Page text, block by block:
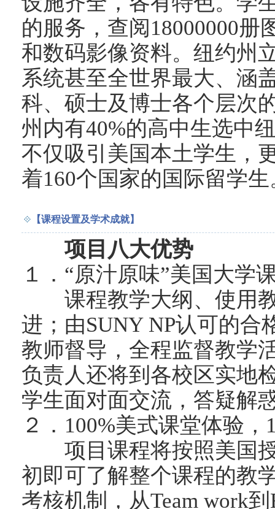
的服务，查阅18000000册
和数码影像资料。纽约州
系统甚至全世界最大、涵
科、硕士及博士各个层次
州内有40%的高中生选中
不仅吸引美国本土学生，
着160个国家的国际留学生
【课程设置及学术成就】
项目八大优势
１．“原汁原味”美国大学
课程教学大纲、使用教
进；由SUNY NP认可的合
教师督导，全程监督教学
负责人还将到各校区实地
学生面对面交流，答疑解
２．100%美式课堂体验，
项目课程将按照美国授
初即可了解整个课程的教
考核机制，从Team work